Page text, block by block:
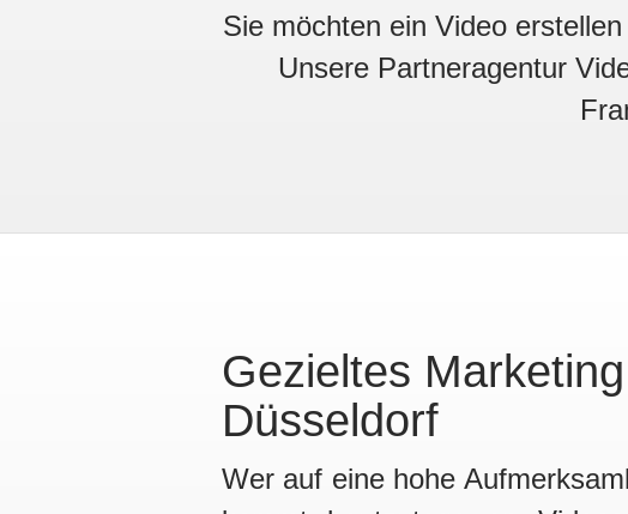
Sie möchten ein Video
Unsere Partneragentur
Gezieltes
Düsseldorf
Wer auf eine hohe